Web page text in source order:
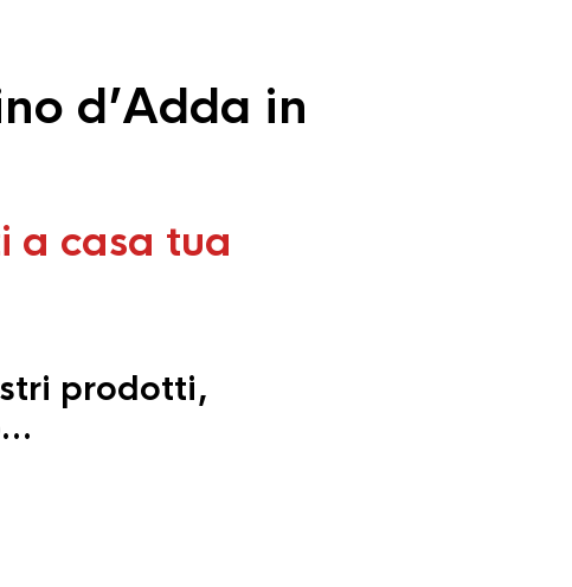
d’Adda in
a casa tua
prodotti,